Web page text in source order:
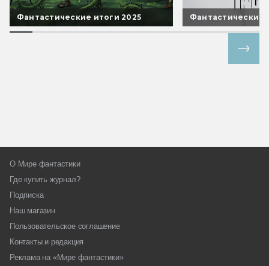
Фантастические итоги 2025 Фантастические
О Мире фантастики
Где купить журнал?
Подписка
Наш магазин
Пользовательское соглашение
Контакты и редакция
Реклама на «Мире фантастики»